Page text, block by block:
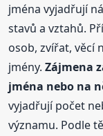
jména vyjadřují
stavů a vztahů.
osob, zvířat, věcí
jmény.Zájmena
jména nebo na
vyjadřují počet
významu. Podle